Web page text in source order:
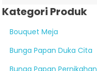
Kategori Produk
Bouquet Meja
Bunga Papan Duka Cita